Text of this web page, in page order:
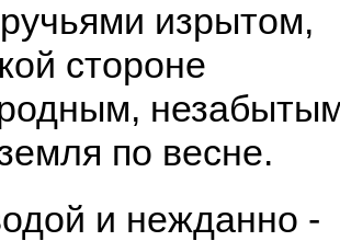
изрытом,
стороне
по весне.
и нежданно -